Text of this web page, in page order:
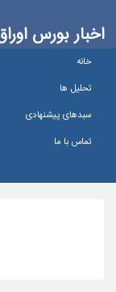
اخبار بورس
خانه
تحلیل ها
سبدهای پیشنهادی
تماس با ما